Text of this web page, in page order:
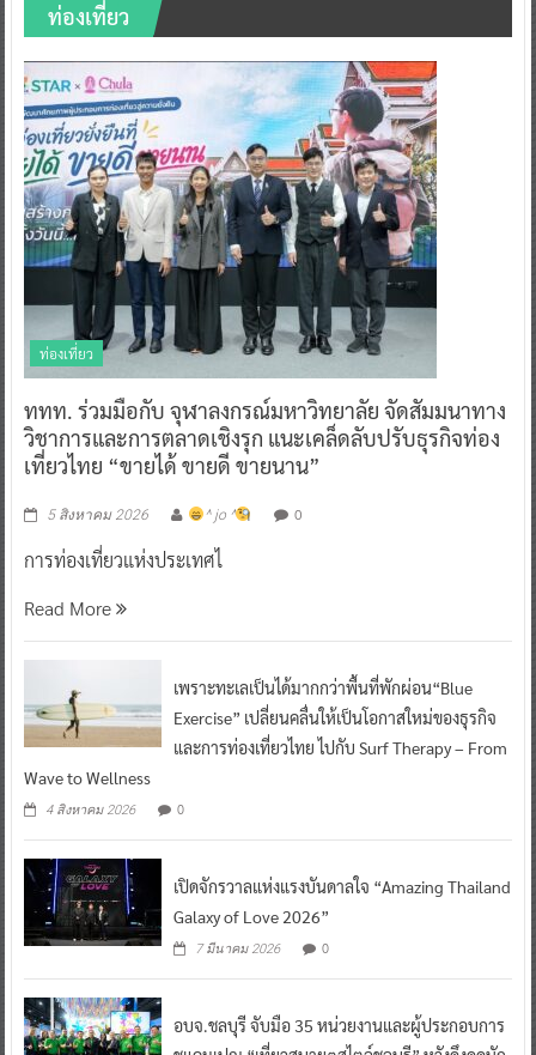
ท่องเที่ยว
ท่องเที่ยว
ททท. ร่วมมือกับ จุฬาลงกรณ์มหาวิทยาลัย จัดสัมมนาทาง
วิชาการและการตลาดเชิงรุก แนะเคล็ดลับปรับธุรกิจท่อง
เที่ยวไทย “ขายได้ ขายดี ขายนาน”
5 สิงหาคม 2026 ^ jo ^ 0
การท่องเที่ยวแห่งประเทศไ
Read More
เพราะทะเลเป็นได้มากกว่าพื้นที่พักผ่อน“Blue
Exercise” เปลี่ยนคลื่นให้เป็นโอกาสใหม่ของธุรกิจ
และการท่องเที่ยวไทย ไปกับ Surf Therapy – From
Wave to Wellness
4 สิงหาคม 2026 0
เปิดจักรวาลแห่งแรงบันดาลใจ “Amazing Thailand
Galaxy of Love 2026”
7 มีนาคม 2026 0
อบจ.ชลบุรี จับมือ 35 หน่วยงานและผู้ประกอบการ